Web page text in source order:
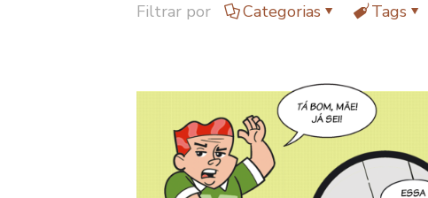
Filtrar por Categorias Tags